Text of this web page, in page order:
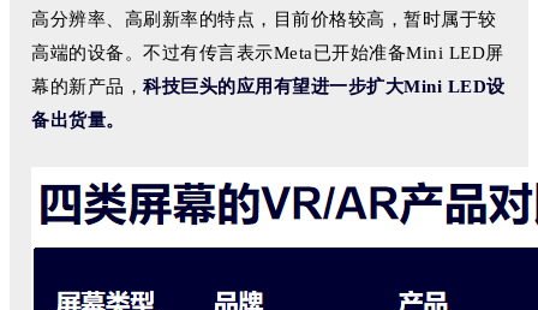
高分辨率、高刷新率的特点，目前价格较高，暂时属于较
高端的设备。不过有传言表示Meta已开始准备Mini LED屏
幕的新产品， 科技巨头的应用有望进一步扩大Mini LED设
备出货量。